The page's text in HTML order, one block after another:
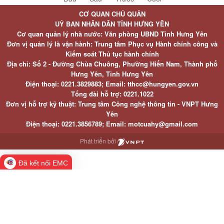
CƠ QUAN CHỦ QUẢN
UỶ BAN NHÂN DÂN TỈNH HƯNG YÊN
Cơ quan quản lý nhà nước: Văn phòng UBND Tỉnh Hưng Yên
Đơn vị quản lý là vận hành: Trung tâm Phục vụ Hành chính công và
Kiểm soát Thủ tục hành chính
Địa chỉ: Số 2 - Đường Chùa Chuông, Phường Hiến Nam, Thành phố
Hưng Yên, Tỉnh Hưng Yên
Điện thoại: 0221.3829883; Email: tthcc@hungyen.gov.vn
Tổng đài hỗ trợ: 0221.1022
Đơn vị hỗ trợ kỹ thuật: Trung tâm Công nghệ thông tin - VNPT Hưng
Yên
Điện thoại: 0221.3856789; Email: motcuahy@gmail.com
Phát triển bởi
Đã kết nối EMC